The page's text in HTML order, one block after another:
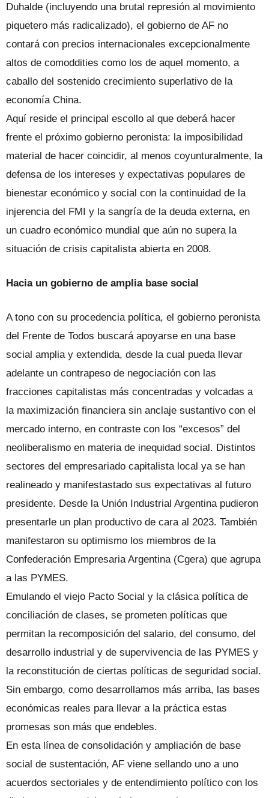
Duhalde (incluyendo una brutal represión al movimiento
piquetero más radicalizado), el gobierno de AF no
contará con precios internacionales excepcionalmente
altos de comoddities como los de aquel momento, a
caballo del sostenido crecimiento superlativo de la
economía China.
Aquí reside el principal escollo al que deberá hacer
frente el próximo gobierno peronista: la imposibilidad
material de hacer coincidir, al menos coyunturalmente, la
defensa de los intereses y expectativas populares de
bienestar económico y social con la continuidad de la
injerencia del FMI y la sangría de la deuda externa, en
un cuadro económico mundial que aún no supera la
situación de crisis capitalista abierta en 2008.
Hacia un gobierno de amplia base social
A tono con su procedencia política, el gobierno peronista
del Frente de Todos buscará apoyarse en una base
social amplia y extendida, desde la cual pueda llevar
adelante un contrapeso de negociación con las
fracciones capitalistas más concentradas y volcadas a
la maximización financiera sin anclaje sustantivo con el
mercado interno, en contraste con los “excesos” del
neoliberalismo en materia de inequidad social. Distintos
sectores del empresariado capitalista local ya se han
realineado y manifestastado sus expectativas al futuro
presidente. Desde la Unión Industrial Argentina pudieron
presentarle un plan productivo de cara al 2023. También
manifestaron su optimismo los miembros de la
Confederación Empresaria Argentina (Cgera) que agrupa
a las PYMES.
Emulando el viejo Pacto Social y la clásica política de
conciliación de clases, se prometen políticas que
permitan la recomposición del salario, del consumo, del
desarrollo industrial y de supervivencia de las PYMES y
la reconstitución de ciertas políticas de seguridad social.
Sin embargo, como desarrollamos más arriba, las bases
económicas reales para llevar a la práctica estas
promesas son más que endebles.
En esta línea de consolidación y ampliación de base
social de sustentación, AF viene sellando uno a uno
acuerdos sectoriales y de entendimiento político con los